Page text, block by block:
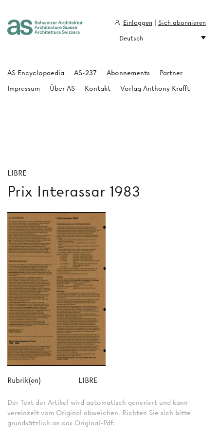
LIBRE
Prix Interassar 1983
Rubrik(en) LIBRE
Der Text der Artikel wird automatisch generiert und kann
vereinzelt vom Original abweichen. Richten Sie sich bitte
grundsätzlich an das Original-Pdf.
AS Encyclopaedia AS-237 Abonnements
Partner
Impressum
Über AS Kontakt Vorlag Anthony Krafft
Einloggen
Sich abonnieren
Deutsch